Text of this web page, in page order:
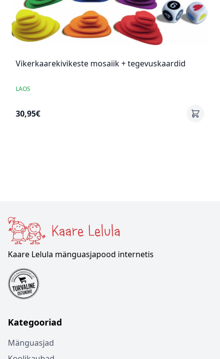
Vikerkaarekivikeste mosaiik + tegevuskaardid
LAOS
30,95€
Kaare Lelula mänguasjapood internetis
Kategooriad
Mänguasjad